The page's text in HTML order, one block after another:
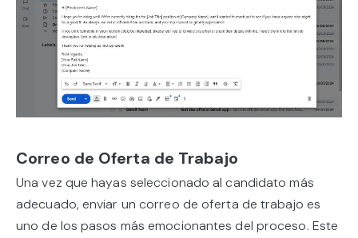
Correo de Oferta de Trabajo
Una vez que hayas seleccionado al candidato más
adecuado, enviar un correo de oferta de trabajo es
uno de los pasos más emocionantes del proceso. Este